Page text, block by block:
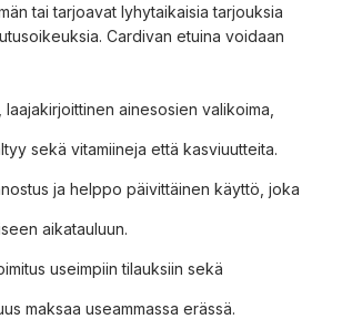
tai tarjoavat lyhytaikaisia tarjouksia
Cardivan etuina voidaan
laajakirjoittinen ainesosien valikoima,
sekä vitamiineja että kasviuutteita.
ja helppo päivittäinen käyttö, joka
aikatauluun.
useimpiin tilauksiin sekä
maksaa useammassa erässä.